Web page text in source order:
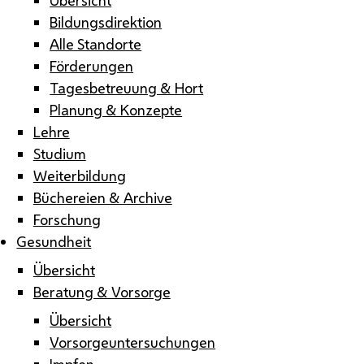
Bildungsdirektion
Alle Standorte
Förderungen
Tagesbetreuung & Hort
Planung & Konzepte
Lehre
Studium
Weiterbildung
Büchereien & Archive
Forschung
Gesundheit
Übersicht
Beratung & Vorsorge
Übersicht
Vorsorgeuntersuchungen